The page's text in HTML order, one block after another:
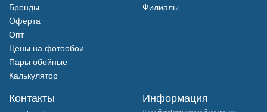
Бренды
Оферта
Опт
Цены на фотообои
Пары обойные
Калькулятор
Филиалы
Контакты Информация